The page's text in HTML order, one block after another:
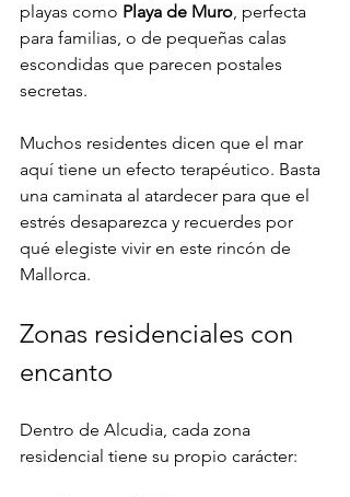
playas como Playa de Muro, perfecta
para familias, o de pequeñas calas
escondidas que parecen postales
secretas.
Muchos residentes dicen que el mar
aquí tiene un efecto terapéutico. Basta
una caminata al atardecer para que el
estrés desaparezca y recuerdes por
qué elegiste vivir en este rincón de
Mallorca.
Zonas residenciales con
encanto
Dentro de Alcudia, cada zona
residencial tiene su propio carácter: